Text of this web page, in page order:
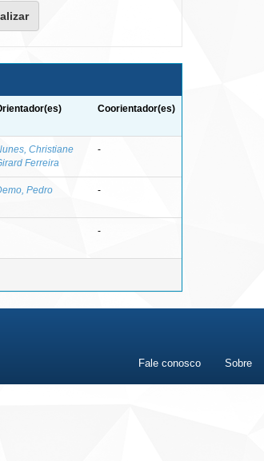
Coorientador(es)
Christiane
Ferreira
-
Pedro -
-
Fale conosco Sobre